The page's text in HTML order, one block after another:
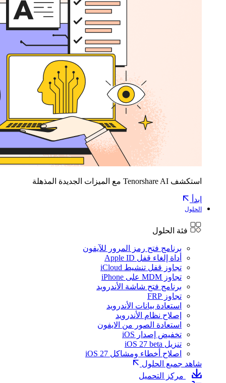
استكشف Tenorshare AI مع الميزات الجديدة المذهلة
ابدأ
الحلول
فئة الحلول
برنامج فتح رمز المرور للآيفون
أداة إلغاء قفل Apple ID
تجاوز قفل تنشيط iCloud
تجاوز MDM على iPhone
برنامج فتح شاشة الأندرويد
تجاوز FRP
استعادة بيانات الأندرويد
إصلاح نظام الأندرويد
استعادة الصور من الايفون
تخفيض إصدار iOS
تنزيل iOS 27 beta
اصلاح أخطاء ومشاكل iOS 27
شاهد جميع الحلول
مركز التحميل